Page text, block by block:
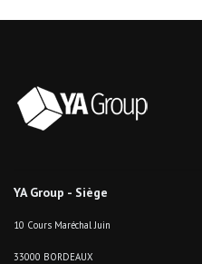
YA Group - Siège
10 Cours Maréchal Juin
33000 BORDEAUX